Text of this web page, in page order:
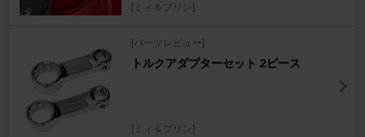
[ミィ＆プリン]
[パーツレビュー]
トルクアダプターセット 2ピース
[ミィ＆プリン]